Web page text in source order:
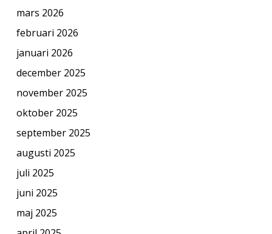
mars 2026
februari 2026
januari 2026
december 2025
november 2025
oktober 2025
september 2025
augusti 2025
juli 2025
juni 2025
maj 2025